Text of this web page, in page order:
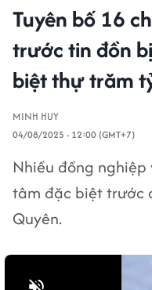
Tuyên bố 16
trước tin đồn
biệt thự trăm
MINH HUY
04/08/2025 - 12:00 (GMT+7)
Nhiều đồng
tâm đặc biệt trước
Quyên.